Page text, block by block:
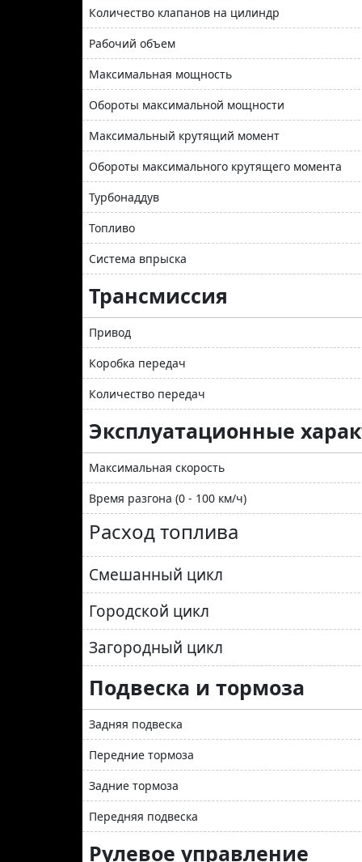
Количество клапанов на цилиндр
Рабочий объем
Максимальная мощность
Обороты максимальной мощности
Максимальный крутящий момент
Обороты максимального крутящего момента
Турбонаддув
Топливо
Система впрыска
Трансмиссия
Привод
Коробка передач
Количество передач
Эксплуатационные
Максимальная скорость
Время разгона (0 - 100 км/ч)
Расход топлива
Смешанный цикл
Городской цикл
Загородный цикл
Подвеска и тормоза
Задняя подвеска
Передние тормоза
Задние тормоза
Передняя подвеска
Рулевое управление